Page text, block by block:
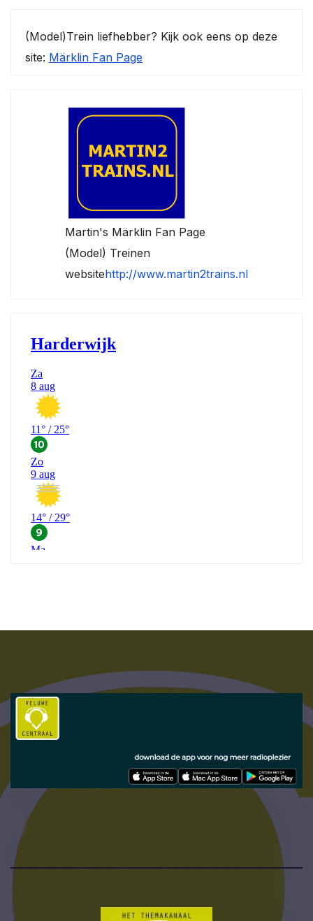
(Model)Trein liefhebber? Kijk ook eens op deze
site: Märklin Fan Page
Martin's Märklin Fan Page
(Model) Treinen
websitehttp://www.martin2trains.nl